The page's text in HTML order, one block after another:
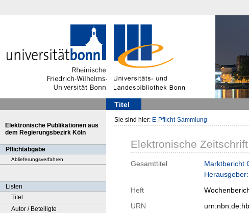
Titel
Elektronische Publikationen aus
dem Regierungsbezirk Köln
Pflichtabgabe
Ablieferungsverfahren
Listen
Titel
Autor / Beteiligte
Sie sind hier: E-Pflicht-Sammlung
Elektronische Zeitschrift
Gesamttitel
Marktbericht
Heft
URN